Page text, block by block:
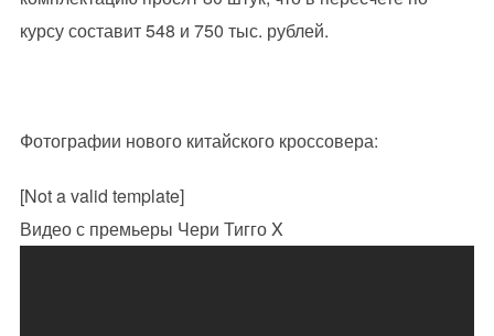
курсу составит 548 и 750 тыс. рублей.
Фотографии нового китайского кроссовера:
[Not a valid template]
Видео с премьеры Чери Тигго X